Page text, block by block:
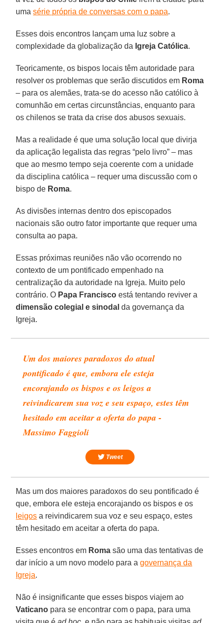
umasérie própria de conversas com o papa.
Esses dois encontros lançam uma luz sobre a
complexidade da globalização da Igreja Católica.
Teoricamente, os bispos locais têm autoridade para
resolver os problemas que serão discutidos em Roma
– para os alemães, trata-se do acesso não católico à
comunhão em certas circunstâncias, enquanto para
os chilenos se trata da crise dos abusos sexuais.
Mas a realidade é que uma solução local que divirja
da aplicação legalista das regras “pelo livro” – mas
que ao mesmo tempo seja coerente com a unidade
da disciplina católica – requer uma discussão com o
bispo de Roma.
As divisões internas dentro dos episcopados
nacionais são outro fator importante que requer uma
consulta ao papa.
Essas próximas reuniões não vão ocorrendo no
contexto de um pontificado empenhado na
centralização da autoridade na Igreja. Muito pelo
contrário. O Papa Francisco está tentando reviver a
dimensão colegial e sinodal da governança da
Igreja.
Um dos maiores paradoxos do atual
pontificado é que, embora ele esteja
encorajando os bispos e os leigos a
reivindicarem sua voz e seu espaço, estes têm
hesitado em aceitar a oferta do papa -
Massimo Faggioli
Tweet
Mas um dos maiores paradoxos do seu pontificado é
que, embora ele esteja encorajando os bispos e os
leigos a reivindicarem sua voz e seu espaço, estes
têm hesitado em aceitar a oferta do papa.
Esses encontros em Roma são uma das tentativas de
dar início a um novo modelo para agovernança da
Igreja.
Não é insignificante que esses bispos viajem ao
Vaticano para se encontrar com o papa, para uma